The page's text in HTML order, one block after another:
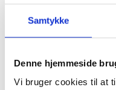
Samtykke
Denne hjemmeside
Vi bruger cookies til at